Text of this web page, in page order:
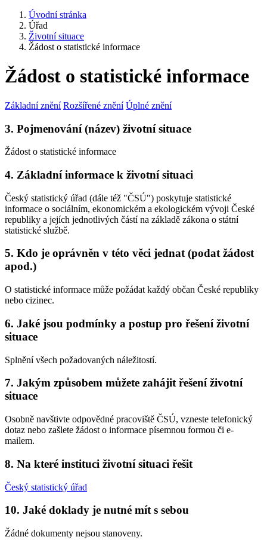
Úvodní stránka
Úřad
Životní situace
Žádost o statistické informace
Žádost o statistické informace
Základní znění Rozšířené znění Úplné znění
3. Pojmenování (název) životní situace
Žádost o statistické informace
4. Základní informace k životní situaci
Český statistický úřad (dále též "ČSÚ") poskytuje statistické
informace o sociálním, ekonomickém a ekologickém vývoji České
republiky a jejích jednotlivých částí na základě zákona o státní
statistické službě.
5. Kdo je oprávněn v této věci jednat (podat žádost
apod.)
O statistické informace může požádat každý občan České republiky
nebo cizinec.
6. Jaké jsou podmínky a postup pro řešení životní
situace
Splnění všech požadovaných náležitostí.
7. Jakým způsobem můžete zahájit řešení životní
situace
Osobně navštivte odpovědné pracoviště ČSÚ, vzneste telefonický
dotaz nebo zašlete žádost o informace písemnou formou či e-
mailem.
8. Na které instituci životní situaci řešit
Český statistický úřad
10. Jaké doklady je nutné mít s sebou
Žádné dokumenty nejsou stanoveny.